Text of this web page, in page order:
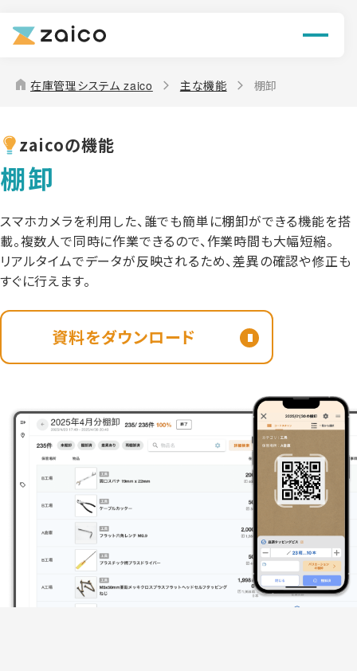
機能
home 在庫管理システム zaico 主な機能 棚卸
zaicoの機能
棚卸
スマホカメラを利用した、誰でも簡単に棚卸ができる機能を搭
載。複数人で同時に作業できるので、作業時間も大幅短縮。
リアルタイムでデータが反映されるため、差異の確認や修正も
すぐに行えます。
資料をダウンロード